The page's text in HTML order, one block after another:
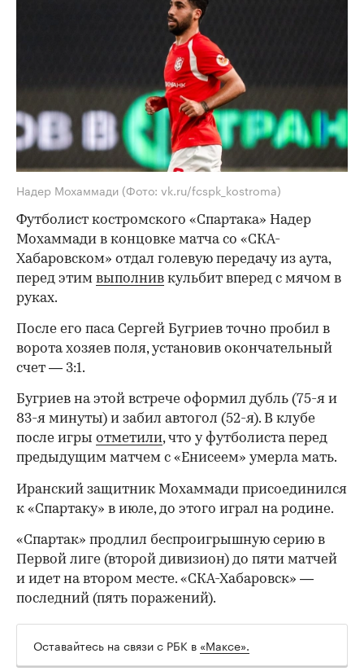
Надер Мохаммади (Фото: vk.ru/fcspk_kostroma)
Футболист костромского «Спартака» Надер
Мохаммади в концовке матча со «СКА-
Хабаровском» отдал голевую передачу из аута,
перед этим выполнив кульбит вперед с мячом в
руках.
После его паса Сергей Бугриев точно пробил в
ворота хозяев поля, установив окончательный
счет — 3:1.
Бугриев на этой встрече оформил дубль (75-я и
83-я минуты) и забил автогол (52-я). В клубе
после игры отметили, что у футболиста перед
предыдущим матчем с «Енисеем» умерла мать.
00:00 / 00:00
Иранский защитник Мохаммади присоединился
к «Спартаку» в июле, до этого играл на родине.
«Спартак» продлил беспроигрышную серию в
Первой лиге (второй дивизион) до пяти матчей
и идет на втором месте. «СКА-Хабаровск» —
последний (пять поражений).
Оставайтесь на связи с РБК в «Максе».